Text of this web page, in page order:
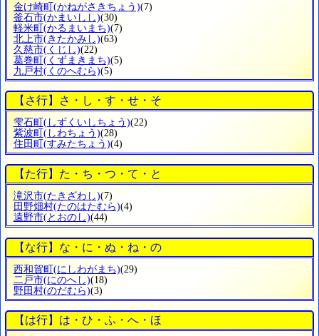
金け崎町(かねがさきちょう)(7)
釜石市(かまいしし)(30)
軽米町(かるまいまち)(7)
北上市(きたかみし)(63)
久慈市(くじし)(22)
葛巻町(くずまきまち)(5)
九戸村(くのへむら)(5)
【さ行】さ・し・す・せ・そ
雫石町 (しずくいしちょう)(22)
紫波町 (しわちょう)(28)
住田町 (すみたちょう)(4)
【た行】た・ち・つ・て・と
滝沢市(たきざわし)(7)
田野畑村(たのはたむら)(4)
遠野市(とおのし)(44)
【な行】な・に・ぬ・ね・の
西和賀町 (にしわがまち)(29)
二戸市(にのへし)(18)
野田村(のだむら)(3)
【は行】は・ひ・ふ・へ・ほ